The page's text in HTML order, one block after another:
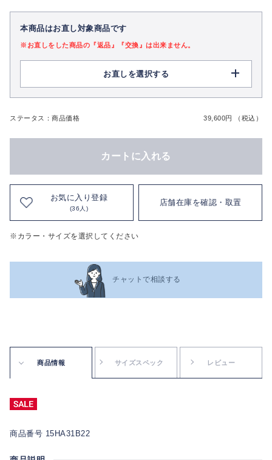
本商品はお直し対象商品です
※お直しをした商品の『返品』『交換』は出来ません。
お直しを選択する
ステータス：商品価格 39,600円 （税込）
カートに入れる
お気に入り登録
(36人)
店舗在庫を確認・取置
※カラー・サイズを選択してください
チャットで相談する
商品情報 サイズスペック レビュー
商品番号 15HA31B22